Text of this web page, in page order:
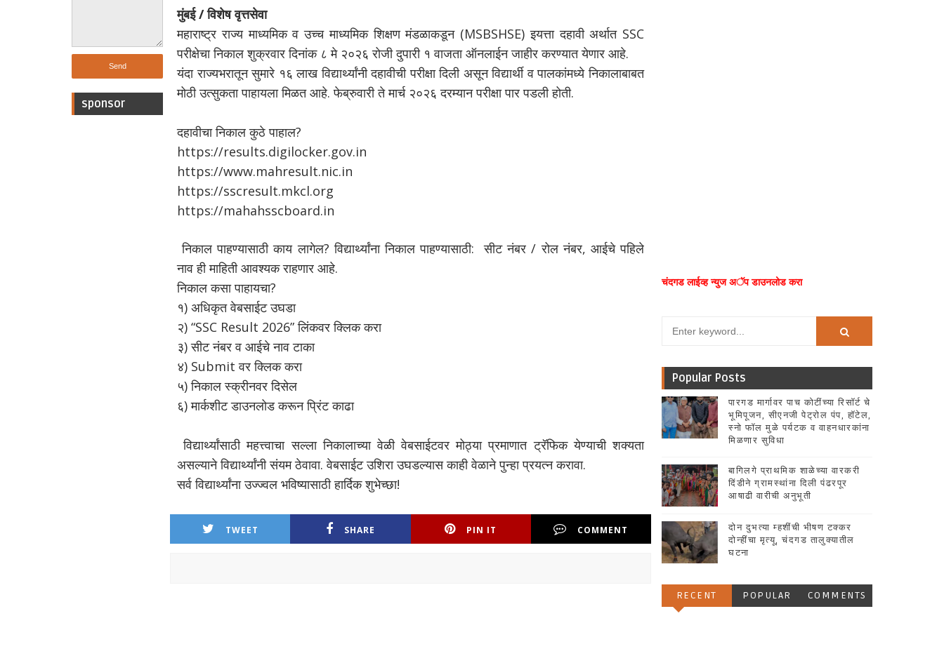
sponsor
मुंबई / विशेष वृत्तसेवा
महाराष्ट्र राज्य माध्यमिक व उच्च माध्यमिक शिक्षण मंडळाकडून (MSBSHSE) इयत्ता दहावी अर्थात SSC
परीक्षेचा निकाल शुक्रवार दिनांक ८ मे २०२६ रोजी दुपारी १ वाजता ऑनलाईन जाहीर करण्यात येणार आहे.
यंदा राज्यभरातून सुमारे १६ लाख विद्यार्थ्यांनी दहावीची परीक्षा दिली असून विद्यार्थी व पालकांमध्ये निकालाबाबत
मोठी उत्सुकता पाहायला मिळत आहे. फेब्रुवारी ते मार्च २०२६ दरम्यान परीक्षा पार पडली होती.
दहावीचा निकाल कुठे पाहाल?
https://results.digilocker.gov.in
https://www.mahresult.nic.in
https://sscresult.mkcl.org
https://mahahsscboard.in
निकाल पाहण्यासाठी काय लागेल? विद्यार्थ्यांना निकाल पाहण्यासाठी: सीट नंबर / रोल नंबर, आईचे पहिले
नावही माहिती आवश्यक राहणार आहे.
निकाल कसा पाहायचा?
१) अधिकृत वेबसाईट उघडा
२) “SSC Result 2026” लिंकवर क्लिक करा
३) सीट नंबर व आईचे नाव टाका
४) Submit वर क्लिक करा
५) निकाल स्क्रीनवर दिसेल
६) मार्कशीट डाउनलोड करून प्रिंट काढा
विद्यार्थ्यांसाठी महत्त्वाचा सल्ला निकालाच्या वेळी वेबसाईटवर मोठ्या प्रमाणात ट्रॅफिक येण्याची शक्यता
असल्याने विद्यार्थ्यांनी संयम ठेवावा. वेबसाईट उशिरा उघडल्यास काही वेळाने पुन्हा प्रयत्न करावा.
सर्व विद्यार्थ्यांना उज्ज्वल भविष्यासाठी हार्दिक शुभेच्छा!
TWEET SHARE PIN IT COMMENT
चंदगड लाईव्ह न्युज अॅप डाउनलोड करा
Popular Posts
पारगड मार्गावर पाच कोटींच्या रिसॉर्ट चे
भूमिपूजन, सीएनजी पेट्रोल पंप, हॉटेल,
स्नो फॉल मुळे पर्यटक व वाहनधारकांना
मिळणार सुविधा
बागिलगे प्राथमिक शाळेच्या वारकरी
दिंडीने ग्रामस्थांना दिली पंढरपूर
आषाढी वारीची अनुभूती
दोन दुभत्या म्हशींची भीषण टक्कर
दोन्हींचा मृत्यू, चंदगड तालुक्यातील
घटना
RECENT POPULAR COMMENTS